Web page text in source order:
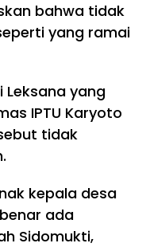
bahwa tidak
yang ramai
Leksana yang
IPTU Karyoto
tidak
kepala desa
ada
Sidomukti,